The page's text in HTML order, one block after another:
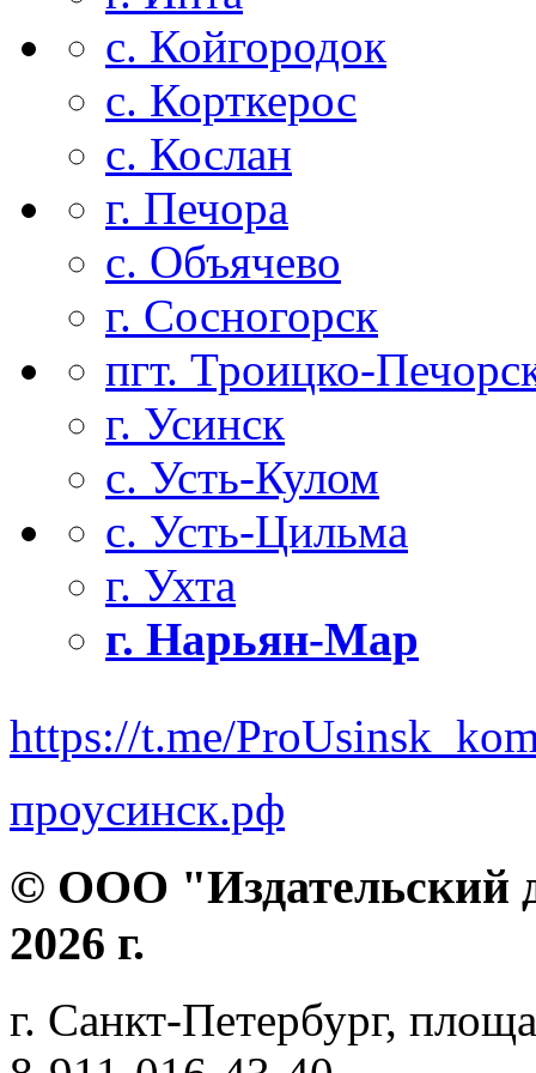
с. Койгородок
с. Корткерос
с. Кослан
г. Печора
с. Объячево
г. Сосногорск
пгт. Троицко-
г. Усинск
с. Усть-Кулом
с. Усть-Цильма
г. Ухта
г. Нарьян-Мар
https://t.me/
проусинск.рф
© ООО "Издательский
2026 г.
г. Санкт-Петербург,